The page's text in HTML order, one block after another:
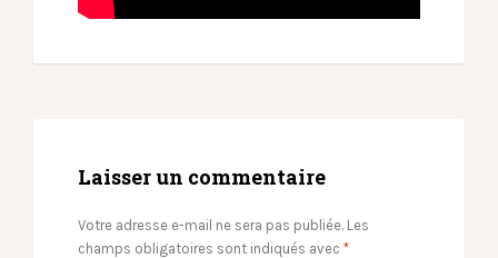
Laisser un commentaire
Votre adresse e-mail ne sera pas publiée. Les
champs obligatoires sont indiqués avec *